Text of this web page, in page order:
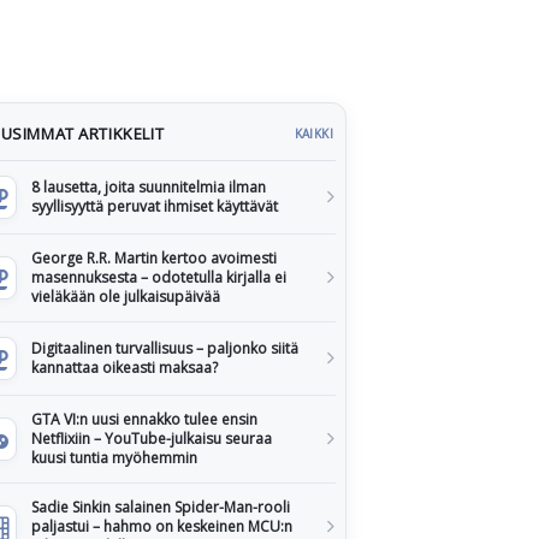
ARTIKKELIT KAIKKI
8 lausetta, joita suunnitelmia ilman
syyllisyyttä peruvat ihmiset käyttävät
George R.R. Martin kertoo avoimesti
masennuksesta – odotetulla kirjalla ei
vieläkään ole julkaisupäivää
Digitaalinen turvallisuus – paljonko siitä
kannattaa oikeasti maksaa?
GTA VI:n uusi ennakko tulee ensin
Netflixiin – YouTube-julkaisu seuraa
kuusi tuntia myöhemmin
Sadie Sinkin salainen Spider-Man-rooli
paljastui – hahmo on keskeinen MCU:n